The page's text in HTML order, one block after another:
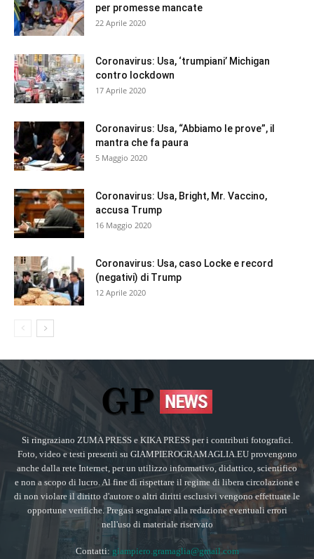
per promesse mancate
22 Aprile 2020
Coronavirus: Usa, ‘trumpiani’ Michigan
contro lockdown
17 Aprile 2020
Coronavirus: Usa, “Abbiamo le prove”, il
mantra che fa paura
5 Maggio 2020
Coronavirus: Usa, Bright, Mr. Vaccino,
accusa Trump
16 Maggio 2020
Coronavirus: Usa, caso Locke e record
(negativi) di Trump
12 Aprile 2020
Si ringraziano ZUMA PRESS e KIKA PRESS per i contributi fotografici.
Foto, video e testi presenti su GIAMPIEROGRAMAGLIA.EU provengono
anche dalla rete Internet, per un utilizzo informativo, didattico, scientifico
e non a scopo di lucro. Al fine di rispettare il regime di libera circolazione e
di non violare il diritto d'autore o altri diritti esclusivi vengono effettuate le
opportune verifiche. Pregasi segnalare alla redazione eventuali errori
nell'uso di materiale riservato
Contatti: giampiero.gramaglia@gmail.com